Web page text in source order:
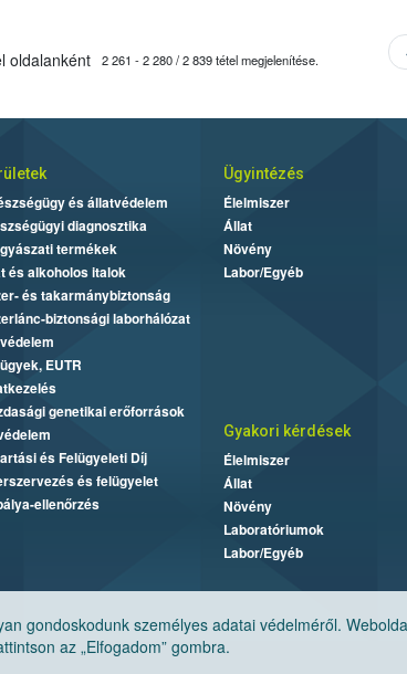
oldalanként 2 261 - 2 280 / 2 839 tétel megjelenítése.
gondoskodunk személyes adatai védelméről.
az „Elfogadom” gombra.
és állatvédelem
diagnosztika
termékek
és alkoholos italok
és takarmánybiztonság
biztonsági laborhálózat
EUTR
genetikai erőforrások
és Felügyeleti Díj
és felügyelet
ellenőrzés
Ügyintézés
Élelmiszer
Állat
Növény
Labor/Egyéb
Gyakori kérdések
Élelmiszer
Állat
Növény
Laboratóriumok
Labor/Egyéb